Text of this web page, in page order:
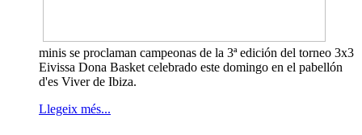
minis se proclaman campeonas de la 3ª edición del torneo 3x3
Eivissa Dona Basket celebrado este domingo en el pabellón
d'es Viver de Ibiza.
Llegeix més...